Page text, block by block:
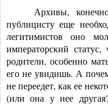
Архивы,
публицисту еще
легитимистов оно
императорский
родители, особенно
его не увидишь. А
не переедет, как ее
(или она у нее